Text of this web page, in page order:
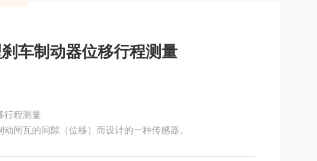
车制动器位移行程测量
行程测量
闸瓦的间隙（位移）而设计的一种传感器。